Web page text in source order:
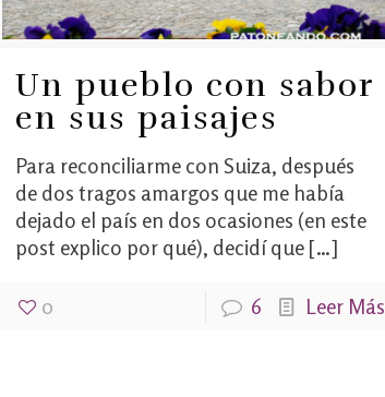
Un pueblo con sabor
en sus paisajes
Para reconciliarme con Suiza, después
de dos tragos amargos que me había
dejado el país en dos ocasiones (en este
post explico por qué), decidí que[…]
0 6 Leer Más